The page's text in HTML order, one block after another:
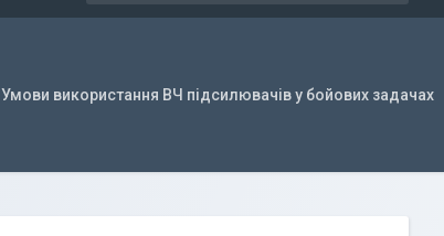
Умови використання ВЧ підсилювачів у бойових задачах